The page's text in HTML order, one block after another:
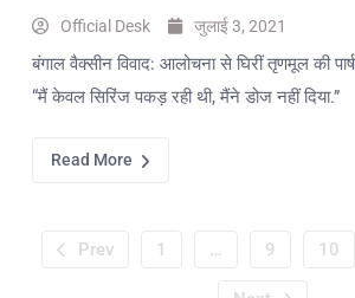
Official Desk जुलाई 3, 2021
बंगाल वैक्सीन विवाद: आलोचना से घिरीं तृणमूल की
“मैं केवल सिरिंज पकड़ रही थी, मैंने डोज नहीं दिया.”
Read More
Prev 1 … 9 10